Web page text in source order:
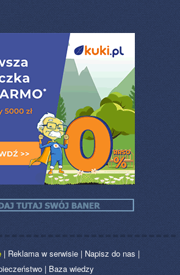
| Reklama w serwisie | Napisz do nas |
| Baza wiedzy